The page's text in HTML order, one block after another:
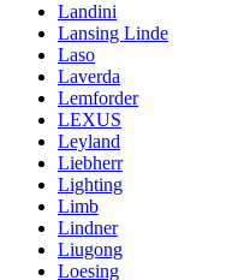
Landini
Lansing Linde
Laso
Laverda
Lemforder
LEXUS
Leyland
Liebherr
Lighting
Limb
Lindner
Liugong
Loesing